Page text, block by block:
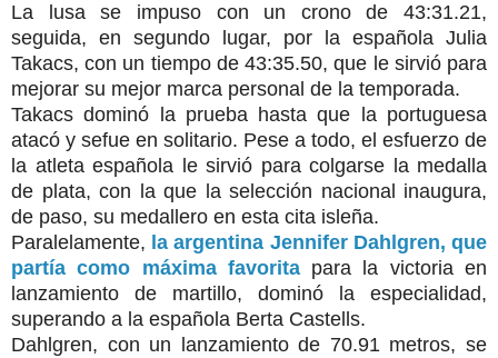
La lusa se impuso con un crono de 43:31.21,
seguida, en segundo lugar, por la española Julia
Takacs, con un tiempo de 43:35.50, que le sirvió para
mejorar su mejor marca personal de la temporada.
Takacs dominó la prueba hasta que la portuguesa
atacó y sefue en solitario. Pese a todo, el esfuerzo de
la atleta española le sirvió para colgarse la medalla
de plata, con la que la selección nacional inaugura,
de paso, su medallero en esta cita isleña.
Paralelamente, la argentina Jennifer Dahlgren, que
partía como máxima favoritapara la victoria en
lanzamiento de martillo, dominó la especialidad,
superando a la española Berta Castells.
Dahlgren, con un lanzamiento de 70.91 metros, se